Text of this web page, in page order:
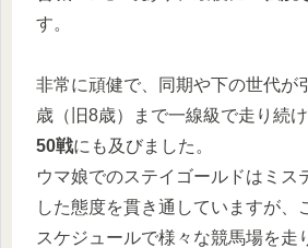
す。
非常に頑健で、同期や下の世代が
歳（旧8歳）まで一線級で走り続
50戦にも及びました。
ウマ娘でのステイゴールドはミス
した態度を貫き通していますが、
スケジュールで様々な競馬場を走